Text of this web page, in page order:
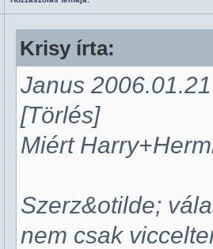
Krisy írta:
Janus
[Törlés]
Miért
Szerz&otilde;
nem csak